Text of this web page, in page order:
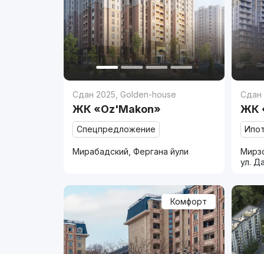
Сдан 2025 Golden-house
ЖК «Oz'Makon»
Спецпредложение
Мирабадский, Фергана йули
Сдан
ЖК
ул.
Комфорт